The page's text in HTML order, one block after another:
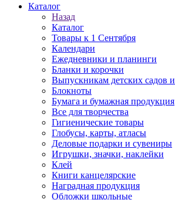
Каталог
Назад
Каталог
Товары к 1 Сентября
Календари
Ежедневники и планинги
Бланки и корочки
Выпускникам детских садов
Блокноты
Бумага и бумажная продукция
Все для творчества
Гигиенические товары
Глобусы, карты, атласы
Деловые подарки и сувениры
Игрушки, значки, наклейки
Клей
Книги канцелярские
Наградная продукция
Обложки школьные